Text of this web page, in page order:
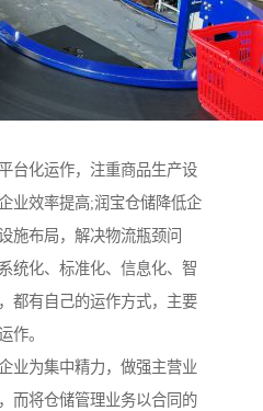
台化运作，注重商品生产设
业效率提高;润宝仓储降低企
施布局，解决物流瓶颈问
统化、标准化、信息化、智
都有自己的运作方式，主要
作。
业为集中精力，做强主营业
而将仓储管理业务以合同的